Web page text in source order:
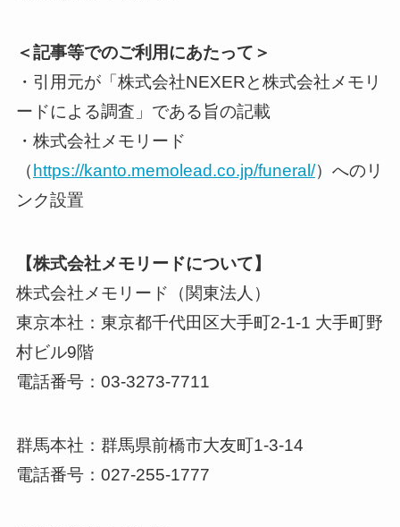
＜記事等でのご利用にあたって＞
・引用元が「株式会社NEXERと株式会社メモリ
ードによる調査」である旨の記載
・株式会社メモリード
（ https://kanto.memolead.co.jp/funeral/）へのリ
ンク設置
【株式会社メモリードについて】
株式会社メモリード（関東法人）
東京本社：東京都千代⽥区⼤⼿町2-1-1 ⼤⼿町野
村ビル9階
電話番号：03-3273-7711
群⾺本社：群⾺県前橋市⼤友町1-3-14
電話番号：027-255-1777